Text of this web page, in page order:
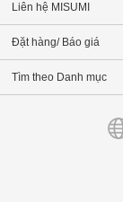
Liên hệ MISUMI
Đặt hàng/ Báo giá
Tìm theo Danh mục